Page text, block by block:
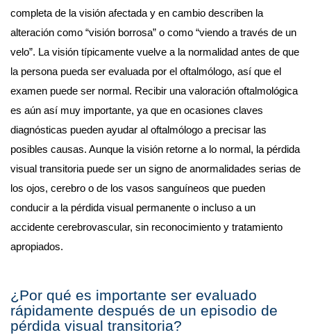
completa de la visión afectada y en cambio describen la
alteración como “visión borrosa” o como “viendo a través de un
velo”. La visión típicamente vuelve a la normalidad antes de que
la persona pueda ser evaluada por el oftalmólogo, así que el
examen puede ser normal. Recibir una valoración oftalmológica
es aún así muy importante, ya que en ocasiones claves
diagnósticas pueden ayudar al oftalmólogo a precisar las
posibles causas. Aunque la visión retorne a lo normal, la pérdida
visual transitoria puede ser un signo de anormalidades serias de
los ojos, cerebro o de los vasos sanguíneos que pueden
conducir a la pérdida visual permanente o incluso a un
accidente cerebrovascular, sin reconocimiento y tratamiento
apropiados.
¿Por qué es importante ser evaluado
rápidamente después de un episodio de
pérdida visual transitoria?